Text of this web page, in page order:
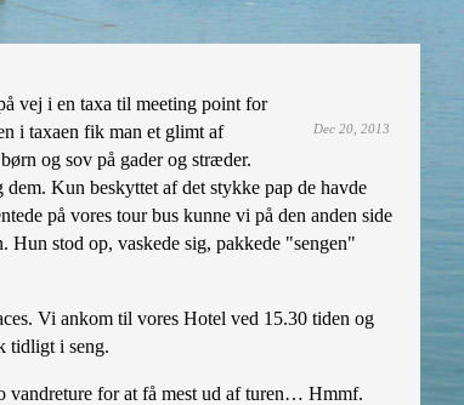
Dec 20, 2013
vej i en taxa til meeting point for
i taxaen fik man et glimt af
og sov på gader og stræder.
Kun beskyttet af det stykke pap de havde
på vores tour bus kunne vi på den anden side
Hun stod op, vaskede sig, pakkede "sengen"
Vi ankom til vores Hotel ved 15.30 tiden og
tidligt i seng.
vandreture for at få mest ud af turen… Hmmf.